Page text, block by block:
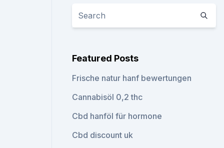
Featured Posts
Frische natur hanf bewertungen
Cannabisöl 0,2 thc
Cbd hanföl für hormone
Cbd discount uk